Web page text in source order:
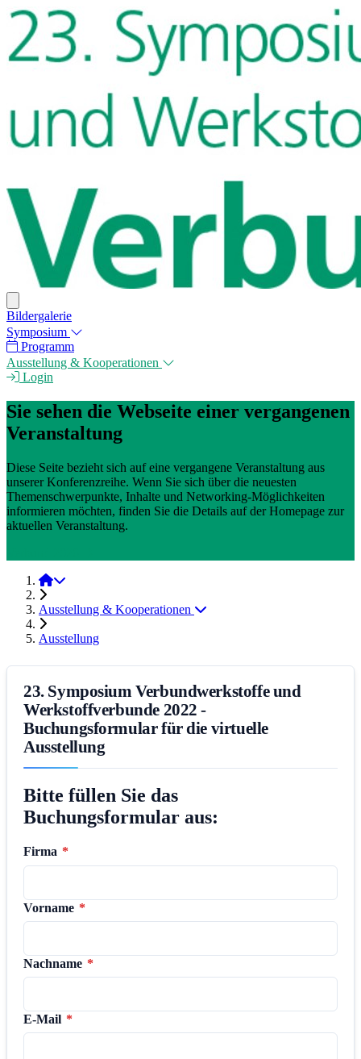
Bildergalerie
Symposium
Programm
Ausstellung & Kooperationen
Login
Sie sehen die Webseite einer vergangenen
Veranstaltung
Diese Seite bezieht sich auf eine vergangene Veranstaltung aus
unserer Konferenzreihe. Wenn Sie sich über die neuesten
Themenschwerpunkte, Inhalte und Networking-Möglichkeiten
informieren möchten, finden Sie die Details auf der Homepage zur
aktuellen Veranstaltung.
Verbund 2022
Ausstellung & Kooperationen
Ausstellung
23. Symposium Verbundwerkstoffe und
Werkstoffverbunde 2022 -
Buchungsformular für die virtuelle
Ausstellung
Bitte füllen Sie das
Buchungsformular aus:
Firma *
Vorname *
Nachname *
E-Mail *